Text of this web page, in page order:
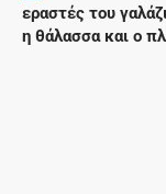
εραστές του
η θάλασσα και ο